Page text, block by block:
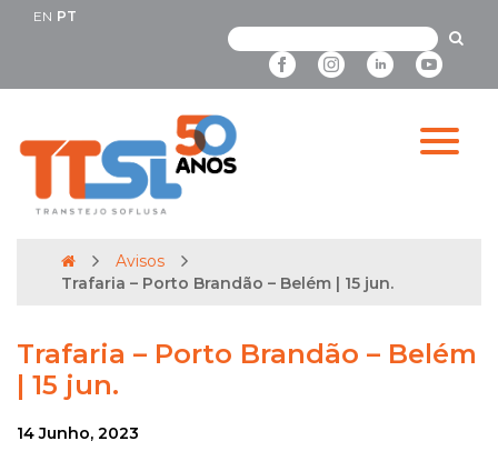
EN PT
Avisos
Trafaria – Porto Brandão – Belém | 15 jun.
Trafaria – Porto Brandão – Belém
| 15 jun.
14 Junho, 2023